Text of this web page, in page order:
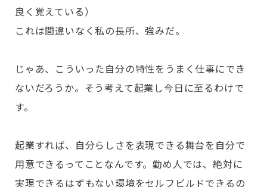
良く覚えている）
これは間違いなく私の長所、強みだ。
じゃあ、こういった自分の特性をうまく仕事にでき
ないだろうか。そう考えて起業し今日に至るわけで
す。
起業すれば、自分らしさを表現できる舞台を自分で
用意できるってことなんです。勤め人では、絶対に
実現できるはずもない環境をセルフビルドできるの